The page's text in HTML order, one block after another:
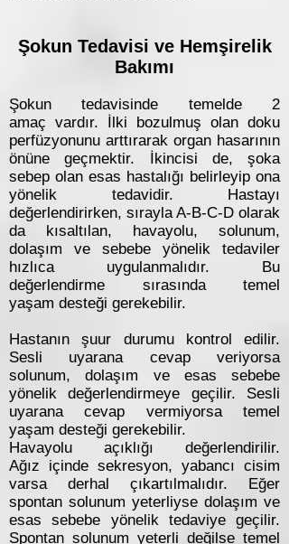
Şokun Tedavisi ve Hemşirelik
Bakımı
Şokun tedavisinde temelde 2
amaç vardır. İlki bozulmuş olan doku
perfüzyonunu arttırarak organ hasarının
önüne geçmektir. İkincisi de, şoka
sebep olan esas hastalığı belirleyip ona
yönelik tedavidir. Hastayı
değerlendirirken, sırayla A-B-C-D olarak
da kısaltılan, havayolu, solunum,
dolaşım ve sebebe yönelik tedaviler
hızlıca uygulanmalıdır. Bu
değerlendirme sırasında temel
yaşam desteği gerekebilir.
Hastanın şuur durumu kontrol edilir.
Sesli uyarana cevap veriyorsa
solunum, dolaşım ve esas sebebe
yönelik değerlendirmeye geçilir. Sesli
uyarana cevap vermiyorsa temel
yaşam desteği gerekebilir.
Havayolu açıklığı değerlendirilir.
Ağız içinde sekresyon, yabancı cisim
varsa derhal çıkartılmalıdır. Eğer
spontan solunum yeterliyse dolaşım ve
esas sebebe yönelik tedaviye geçilir.
Spontan solunum yeterli değilse temel